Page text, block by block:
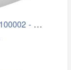
Duravit 21100100002 - Stojící WC D-CODE…